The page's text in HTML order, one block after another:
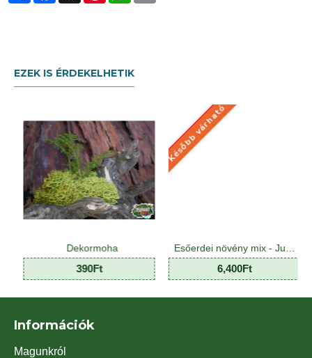
EZEK IS ÉRDEKELHETIK
390Ft
KÉSŐBB VÁRHATÓ
Később várható
Esőerdei növény mix - Jungle Plant Mix (8 O)
6,400Ft
Információk
Magunkról